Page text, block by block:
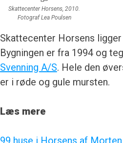
Skattecenter Horsens, 2010.
Fotograf Lea Poulsen
Skattecenter Horsens
Bygningen er fra 1994 og
Svenning A/S. Hele den
er i røde og gule mursten.
Læs mere
99 huse i Horsens af